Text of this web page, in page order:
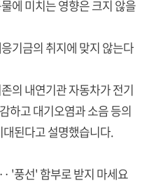
에 미치는 영향은 크지 않을
기금의 취지에 맞지 않는다
의 내연기관 자동차가 전기
하고 대기오염과 소음 등의
된다고 설명했습니다.
'풍선' 함부로 받지 마세요